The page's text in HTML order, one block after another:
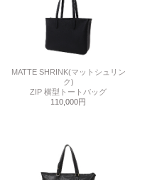
MATTE SHRINK(マットシュリン
ク)
ZIP 横型トートバッグ
110,000円